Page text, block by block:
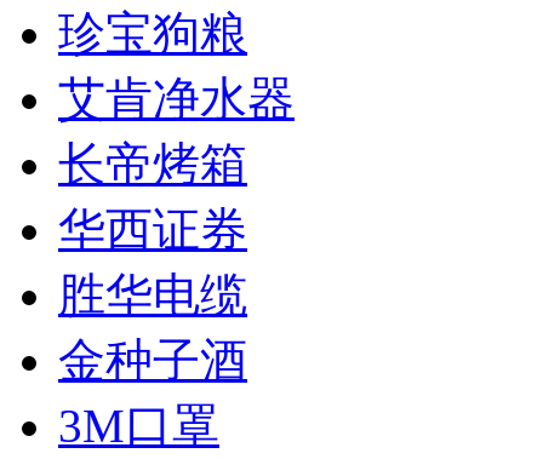
珍宝狗粮
艾肯净水器
长帝烤箱
华西证券
胜华电缆
金种子酒
3M口罩